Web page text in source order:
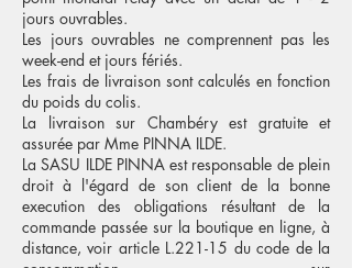
jours ouvrables.
Les jours ouvrables ne comprennent pas les
week-end et jours fériés.
Les frais de livraison sont calculés en fonction
du poids du colis.
La livraison sur Chambéry est gratuite et
assurée par Mme PINNA ILDE.
LaSASU ILDE PINNA est responsable de plein
droit à l'égard de son client de la bonne
execution des obligations résultant de la
commande passée sur la boutique en ligne, à
distance, voir article L.221-15 du code de la